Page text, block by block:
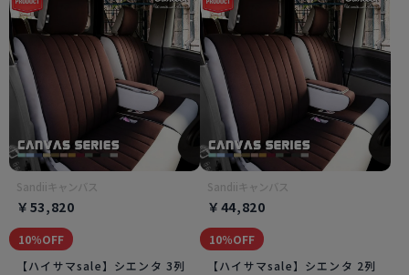
Sandiiキャンバス
￥53,820
10％OFF
【ハイサマsale】シエンタ 3列
Sandiiキャンバス
￥44,820
10％OFF
【ハイサマsale】シエンタ 2列